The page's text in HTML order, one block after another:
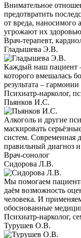
Внимательное
предотвратить
от вреда, наносимого
угрожают их
Врач-терапевт,
Гладышева Э.В.
Каждый наш пациент
которого вмешалась
результата –
Психиатр-нарколог,
Пьянков И.С.
Алкоголь и другие
маскировать
систем. Современная
правильный диагноз
Врач-сонолог
Сидорова Л.В.
Мы помогаем
даём возможность
человека. И
обоснованные
Психиатр-нарколог,
Турушев О.В.